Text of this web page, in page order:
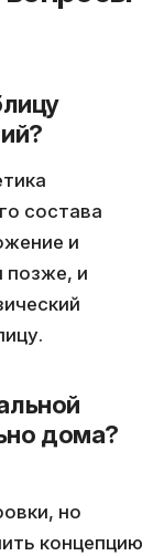
состава
и
позже, и
дома?
но
концепцию